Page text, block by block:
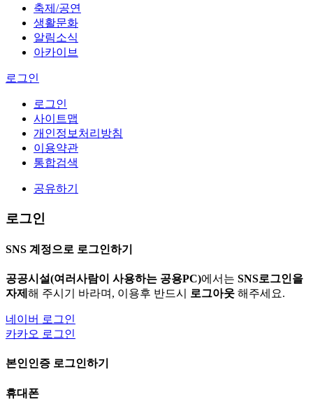
축제/공연
생활문화
알림소식
아카이브
로그인
로그인
사이트맵
개인정보처리방침
이용약관
통합검색
공유하기
로그인
SNS 계정으로 로그인하기
공공시설(여러사람이 사용하는 공용PC)에서는 SNS로그인을
자제 해 주시기 바라며, 이용후 반드시 로그아웃 해주세요.
네이버 로그인
카카오 로그인
본인인증 로그인하기
휴대폰